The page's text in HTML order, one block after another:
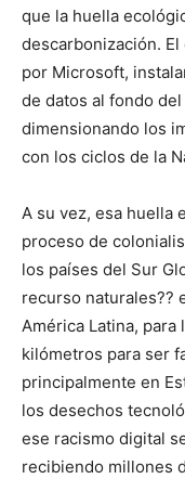
que la huella
descarbonización.
por Microsoft,
de datos al fondo
dimensionando los
con los ciclos de la
A su vez, esa huella
proceso de
los países del Sur
recurso naturales??
América Latina,
kilómetros para ser
principalmente en
los desechos
ese racismo digital
recibiendo millones